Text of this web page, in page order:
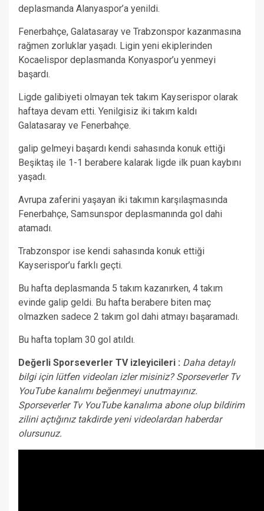
deplasmanda Alanyaspor’a yenildi.
Fenerbahçe, Galatasaray ve Trabzonspor kazanmasına
rağmen zorluklar yaşadı. Ligin yeni ekiplerinden
Kocaelispor deplasmanda Konyaspor’u yenmeyi
başardı.
Ligde galibiyeti olmayan tek takım Kayserispor olarak
haftaya devam etti. Yenilgisiz iki takım kaldı
Galatasaray ve Fenerbahçe.
galip gelmeyi başardı kendi sahasında konuk ettiği
Beşiktaş ile 1-1 berabere kalarak ligde ilk puan kaybını
yaşadı.
Avrupa zaferini yaşayan iki takımın karşılaşmasında
Fenerbahçe, Samsunspor deplasmanında gol dahi
atamadı.
Trabzonspor ise kendi sahasında konuk ettiği
Kayserispor’u farklı geçti.
Bu hafta deplasmanda 5 takım kazanırken, 4 takım
evinde galip geldi. Bu hafta berabere biten maç
olmazken sadece 2 takım gol dahi atmayı başaramadı.
Bu hafta toplam 30 gol atıldı.
Değerli Sporseverler TV izleyicileri : Daha detaylı
bilgi için lütfen videoları izler misiniz? Sporseverler Tv
YouTube kanalımı beğenmeyi unutmayınız.
Sporseverler Tv YouTube kanalıma abone olup bildirim
zilini açtığınız takdirde yeni videolardan haberdar
olursunuz.